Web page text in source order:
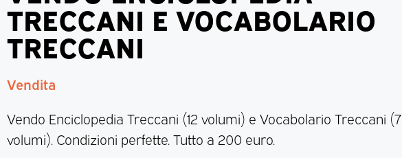
TRECCANI E VOCABOLARIO
TRECCANI
Vendita
Vendo Enciclopedia Treccani (12 volumi) e Vocabolario Treccani (7
volumi). Condizioni perfette. Tutto a 200 euro.